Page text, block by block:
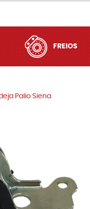
FREIOS
Palio Siena